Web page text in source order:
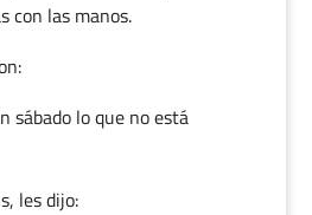
con las manos.
sábado lo que no está
les dijo: